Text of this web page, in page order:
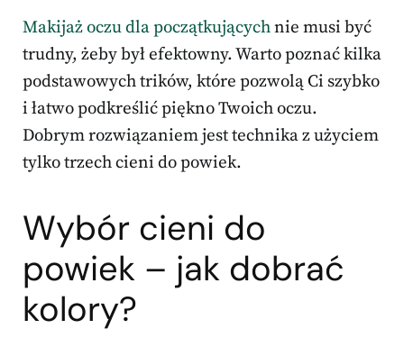
Makijaż oczu dla początkującychnie musi być
trudny, żeby był efektowny. Warto poznać kilka
podstawowych trików, które pozwolą Ci szybko
i łatwo podkreślić piękno Twoich oczu.
Dobrym rozwiązaniem jest technika z użyciem
tylko trzech cieni do powiek.
Wybór cieni do
powiek – jak dobrać
kolory?